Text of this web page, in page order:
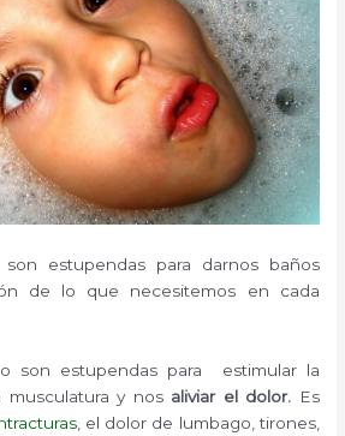
son estupendas para darnos baños
de lo que necesitemos en cada
son estupendas para estimular la
musculatura y nos aliviar el dolor. Es
, el dolor de lumbago, tirones,